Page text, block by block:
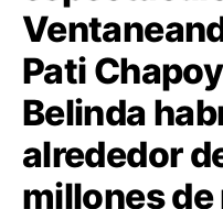
Pati
Belinda
alrededor
millones